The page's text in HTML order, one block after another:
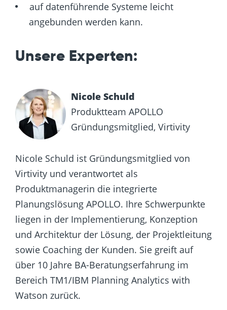
auf datenführende Systeme leicht
angebunden werden kann.
Unsere Experten:
Nicole Schuld
Produktteam APOLLO
Gründungsmitglied, Virtivity
Nicole Schuld ist Gründungsmitglied von
Virtivity und verantwortet als
Produktmanagerin die integrierte
Planungslösung APOLLO. Ihre Schwerpunkte
liegen in der Implementierung, Konzeption
und Architektur der Lösung, der Projektleitung
sowie Coaching der Kunden. Sie greift auf
über 10 Jahre BA-Beratungserfahrung im
Bereich TM1/IBM Planning Analytics with
Watson zurück.